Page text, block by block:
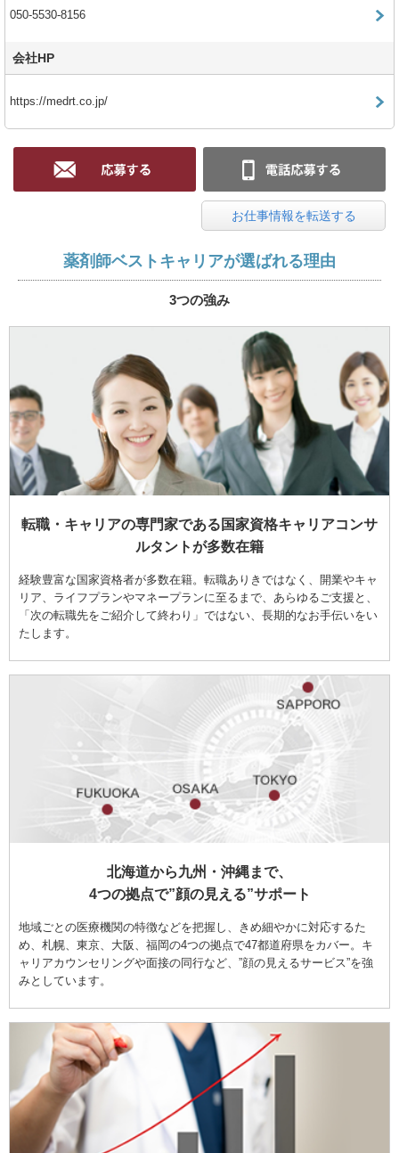
050-5530-8156
会社HP
https://medrt.co.jp/
お仕事情報を転送する
薬剤師ベストキャリアが選ばれる理由
3つの強み
転職・キャリアの専門家である国家資格キャリアコンサ
ルタントが多数在籍
経験豊富な国家資格者が多数在籍。転職ありきではなく、開業やキャ
リア、ライフプランやマネープランに至るまで、あらゆるご支援と、
「次の転職先をご紹介して終わり」ではない、長期的なお手伝いをい
たします。
北海道から九州・沖縄まで、
4つの拠点で”顔の見える”サポート
地域ごとの医療機関の特徴などを把握し、きめ細やかに対応するた
め、札幌、東京、大阪、福岡の4つの拠点で47都道府県をカバー。キ
ャリアカウンセリングや面接の同行など、”顔の見えるサービス”を強
みとしています。